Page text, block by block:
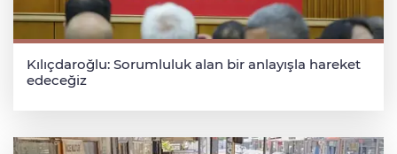
Kılıçdaroğlu: Sorumluluk alan bir anlayışla hareket
edeceğiz